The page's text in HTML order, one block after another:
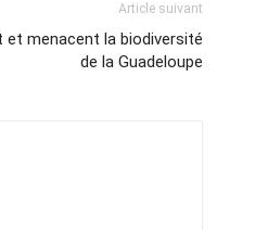
Article suivant
et menacent la biodiversité
de la Guadeloupe